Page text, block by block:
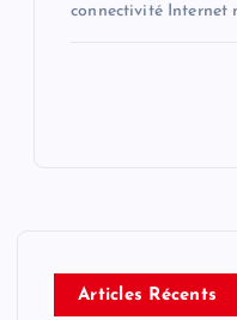
connectivité Internet
Articles Récents